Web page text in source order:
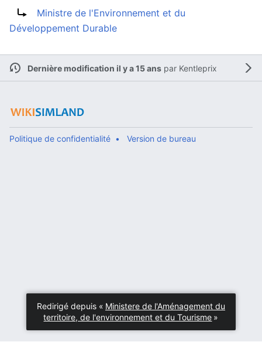
Ministre de l'Environnement et du
Développement Durable
Dernière modification il y a 15 anspar Kentleprix
Politique de confidentialité Version de bureau
Redirigé depuis « Ministere de l'Aménagement du
territoire, de l'environnement et du Tourisme »